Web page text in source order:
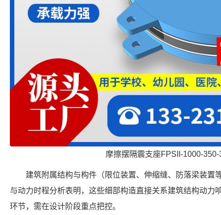
摩擦摆隔震支座FPSII-1000-350-
建筑附属结构与构件（限位装置、伸缩缝、防落梁装置
与动力时程分析表明，这些细部构造直接关系建筑结构动力
环节，需在设计阶段重点把控。